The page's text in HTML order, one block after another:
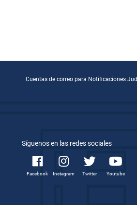
Cuentas de correo para Notificaciones
Síguenos en las redes sociales
Facebook Instagram Twitter Youtube